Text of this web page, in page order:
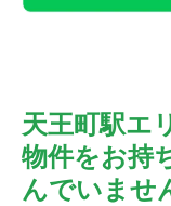
天王町駅エ
物件をお持
んでいませ